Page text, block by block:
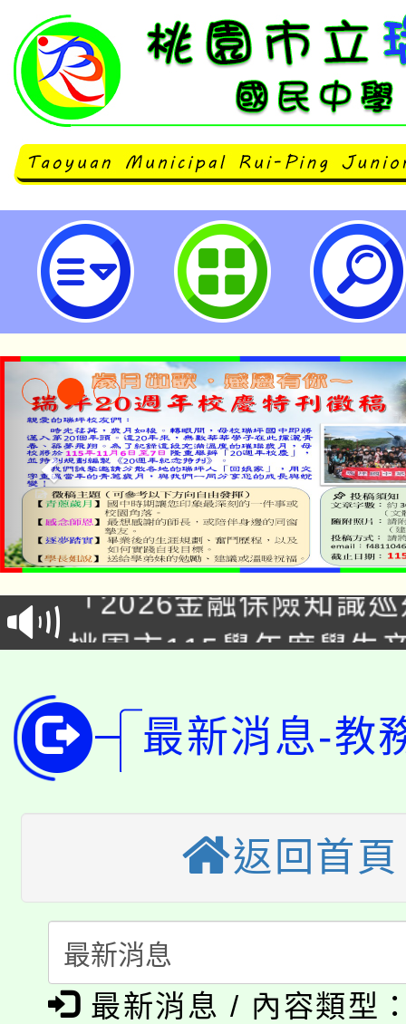
內壢高中「國際新視界2025寒假
瑞坪國民中學
公告本校115學年度第
代理(課)教師甄選結果(
「2026金融保險知識
車」活動
桃園市115學年度學生
代理(課)教師甄選結果(
公告本校115學年度第
代理(課)教師甄選結果(
轉知中國文化大學推廣
《TA101》溝通分析基
程，歡迎學生輔導中心
心理、諮商輔導、社會
系所師生報名參加。
轉知苗栗縣政府辦理
縣市「校園短影音徵
門員」簡章及活動海報
踴躍報名參加。
桃園市115學年度學生
要點
「桃園市補助參觀特色
展演活動實施計畫」
115年度「教育部表揚
義教育推展貢獻獎」
公告本校115學年度第
最新消息-教
返回首頁
最新消息 / 內容類型